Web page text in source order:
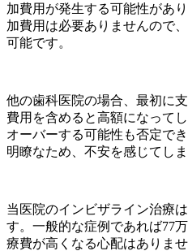
加費用が発生する可能性があ
加費用は必要ありませんので
可能です。
他の歯科医院の場合、最初に
費用を含めると高額になって
オーバーする可能性も否定で
明瞭なため、不安を感じてし
当医院のインビザライン治療
す。一般的な症例であれば77
療費が高くなる心配はありませ